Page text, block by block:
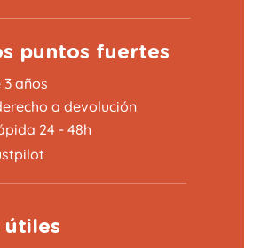
puntos fuertes
años
a devolución
24 - 48h
útiles